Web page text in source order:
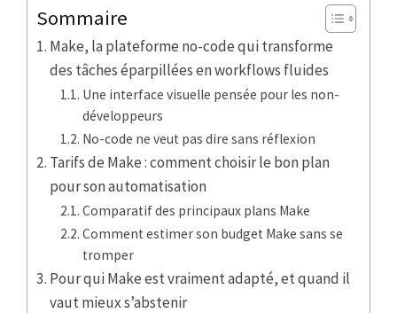
Sommaire
Make, la plateforme no-code qui transforme
des tâches éparpillées en workflows fluides
Une interface visuelle pensée pour les non-
développeurs
No-code ne veut pas dire sans réflexion
Tarifs de Make : comment choisir le bon plan
pour son automatisation
Comparatif des principaux plans Make
Comment estimer son budget Make sans se
tromper
Pour qui Make est vraiment adapté, et quand il
vaut mieux s’abstenir